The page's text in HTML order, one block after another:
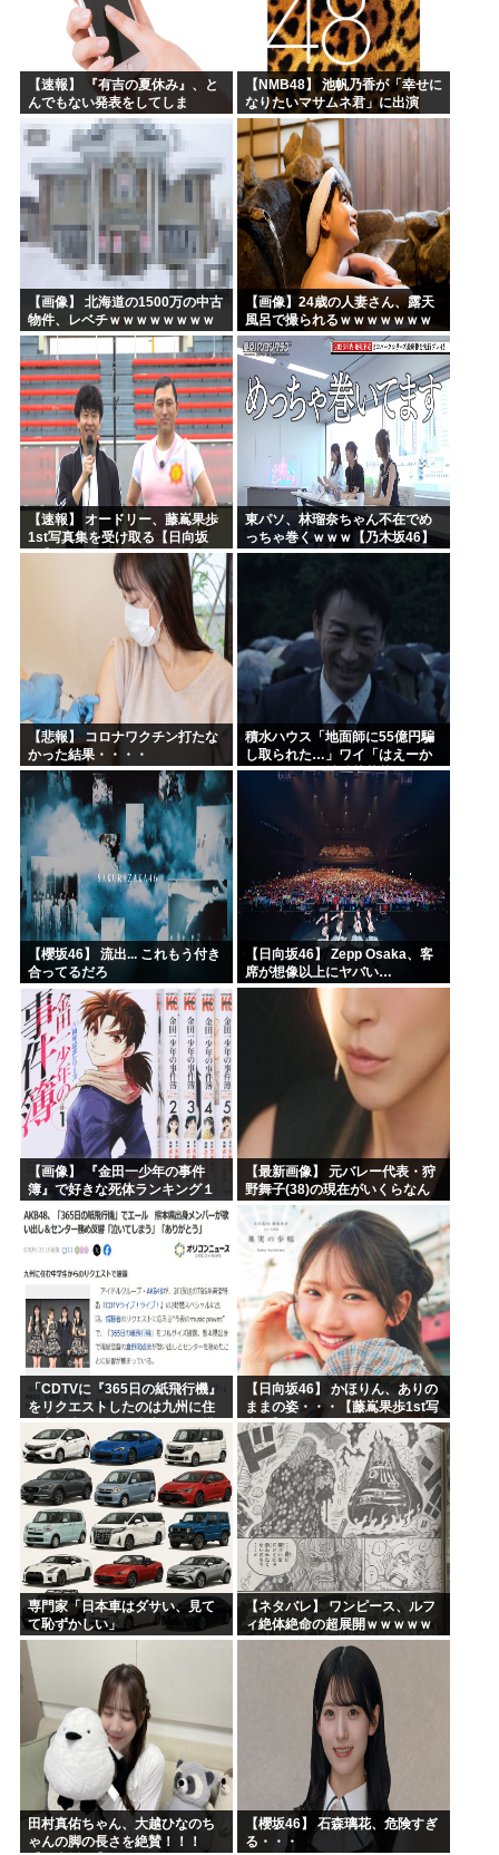
韓国人「韓国サッカー協会W杯予選で外国人審判に性接待した...
「味方のふりをしてたが、実は敵のスパイだったキャラ」 何...
【速報】 『有吉の夏休み』、と
んでもない発表をしてしま
う！！！！！
【NMB48】 池帆乃香が「幸せに
なりたいマサムネ君」に出演
【画像】 北海道の1500万の中古
物件、レベチｗｗｗｗｗｗｗｗ
ｗｗｗｗｗｗｗｗｗｗｗｗ
【画像】24歳の人妻さん、露天
風呂で撮られるｗｗｗｗｗｗｗ
ｗｗｗｗｗｗｗｗｗｗ
【速報】 オードリー、藤嶌果歩
1st写真集を受け取る【日向坂
46】
東パソ、林瑠奈ちゃん不在でめ
っちゃ巻くｗｗｗ【乃木坂46】
【悲報】 コロナワクチン打たな
かった結果・・・・
積水ハウス「地面師に55億円騙
し取られた…」ワイ「はえーか
わいそう…会社滅茶苦茶やろな
【櫻坂46】 流出... これもう付き
合ってるだろ
【日向坂46】 Zepp Osaka、客
席が想像以上にヤバい…
【画像】 『金田一少年の事件
簿』で好きな死体ランキング１
位がこちら！
【最新画像】 元バレー代表・狩
野舞子(38)の現在がいくらなん
でも即ハボすぎる！
「CDTVに『365日の紙飛行機』
をリクエストしたのは九州に住
む中学生」←この事実って結構
デカいよな【AKB48】
【日向坂46】 かほりん、ありの
ままの姿・・・【藤嶌果歩1st写
真集】
専門家「日本車はダサい、見て
て恥ずかしい」
【ネタバレ】 ワンピース、ルフ
ィ絶体絶命の超展開ｗｗｗｗｗ
ｗｗｗｗｗｗｗｗｗｗｗｗｗｗ
ｗｗｗｗｗｗｗｗｗｗｗｗｗｗ
ｗｗｗｗｗｗｗｗｗｗｗｗ...
田村真佑ちゃん、大越ひなのち
ゃんの脚の長さを絶賛！！！
【櫻坂46】 石森璃花、危険すぎ
る・・・